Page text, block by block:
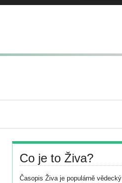
Co je to Živa?
Časopis Živa je populárně vědecký